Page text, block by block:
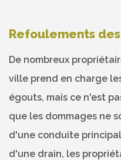
Refoulements
De nombreux
ville prend en charge
égouts, mais ce n'est
que les dommages ne
d'une conduite
d'une drain, les